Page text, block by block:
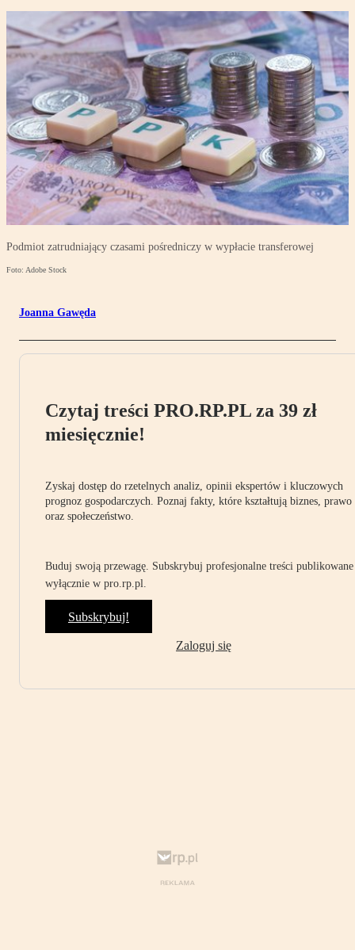
Podmiot zatrudniający czasami pośredniczy w wypłacie transferowej
Foto: Adobe Stock
Joanna Gawęda
Czytaj treści PRO.RP.PL za 39 zł
miesięcznie!
Zyskaj dostęp do rzetelnych analiz, opinii ekspertów i kluczowych
prognoz gospodarczych. Poznaj fakty, które kształtują biznes, prawo
oraz społeczeństwo.
Buduj swoją przewagę. Subskrybuj profesjonalne treści publikowane
wyłącznie w pro.rp.pl.
Subskrybuj!
Zaloguj się